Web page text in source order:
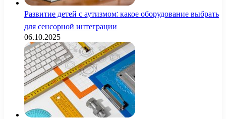
Развитие детей с аутизмом: какое оборудование выбрать
для сенсорной интеграции
06.10.2025